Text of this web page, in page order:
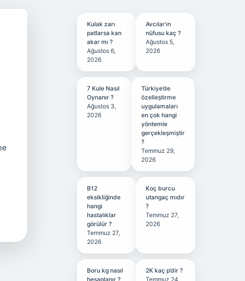
Kulak zarı
patlarsa kan
akar mı ?
Ağustos 6,
2026
Avcılar’ın
nüfusu kaç ?
Ağustos 5,
2026
7 Kule Nasıl
Oynanır ?
Ağustos 3,
2026
Türkiye’de
özelleştirme
uygulamaları
en çok hangi
yöntemle
gerçekleşmiştir
?
Temmuz 29,
2026
B12
eksikliğinde
hangi
hastalıklar
görülür ?
Temmuz 27,
2026
Koç burcu
utangaç mıdır
?
Temmuz 27,
2026
Boru kg nasıl
hesaplanır ?
2K kaç p’dir ?
Temmuz 24,